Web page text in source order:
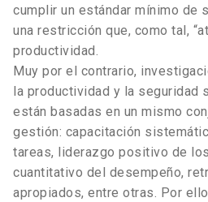
cumplir un estándar mínimo de
una restricción que, como tal,
productividad.
Muy por el contrario,
la productividad y la seguridad
están basadas en un mismo
gestión: capacitación
tareas, liderazgo positivo de
cuantitativo del desempeño,
apropiados, entre otras. Por